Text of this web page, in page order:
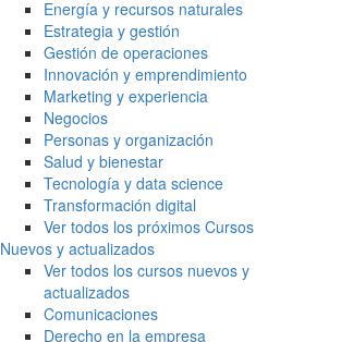
Energía y recursos naturales
Estrategia y gestión
Gestión de operaciones
Innovación y emprendimiento
Marketing y experiencia
Negocios
Personas y organización
Salud y bienestar
Tecnología y data science
Transformación digital
Ver todos los próximos Cursos
Nuevos y actualizados
Ver todos los cursos nuevos y
actualizados
Comunicaciones
Derecho en la empresa